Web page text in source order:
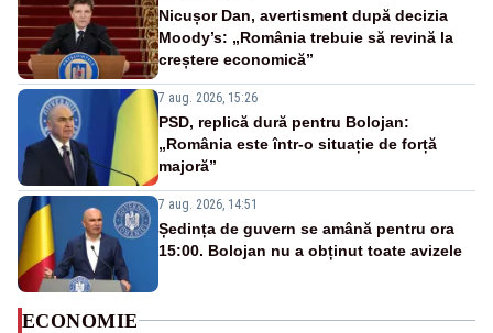
Nicușor Dan, avertisment după decizia
Moody’s: „România trebuie să revină la
creștere economică”
7 aug. 2026, 15:26
PSD, replică dură pentru Bolojan:
„România este într-o situație de forță
majoră”
7 aug. 2026, 14:51
Ședința de guvern se amână pentru ora
15:00. Bolojan nu a obținut toate avizele
ECONOMIE